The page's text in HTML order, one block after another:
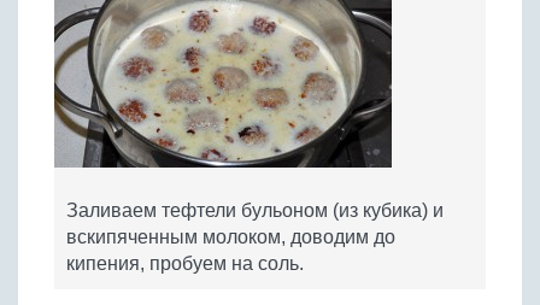
Заливаем тефтели бульоном (из кубика) и
вскипяченным молоком, доводим до
кипения, пробуем на соль.